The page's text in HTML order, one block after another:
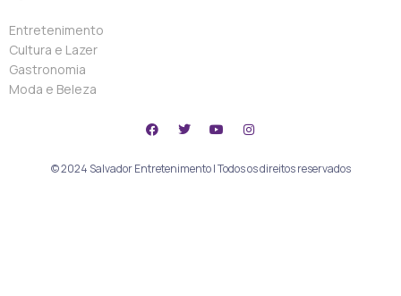
Entretenimento
Cultura e Lazer
Gastronomia
Moda e Beleza
© 2024 Salvador Entretenimento | Todos os direitos reservados